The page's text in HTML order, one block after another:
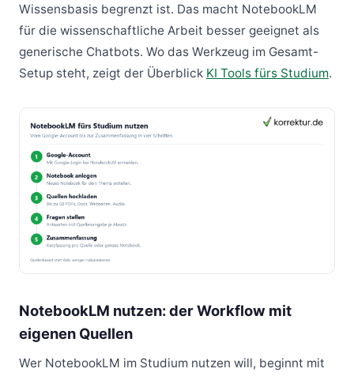
Wissensbasis begrenzt ist. Das macht NotebookLM
für die wissenschaftliche Arbeit besser geeignet als
generische Chatbots. Wo das Werkzeug im Gesamt-
Setup steht, zeigt der Überblick KI Tools fürs Studium.
NotebookLM nutzen: der Workflow mit
eigenen Quellen
Wer NotebookLM im Studium nutzen will, beginnt mit